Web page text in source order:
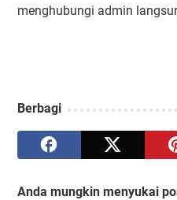
menghubungi admin
Berbagi
Anda mungkin menyukai